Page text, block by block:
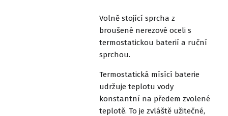
Volně stojící sprcha z
broušené nerezové oceli s
termostatickou baterií a ruční
sprchou.
Termostatická mísící baterie
udržuje teplotu vody
konstantní­ na předem zvolené
teplotě. To je zvláště užitečné,